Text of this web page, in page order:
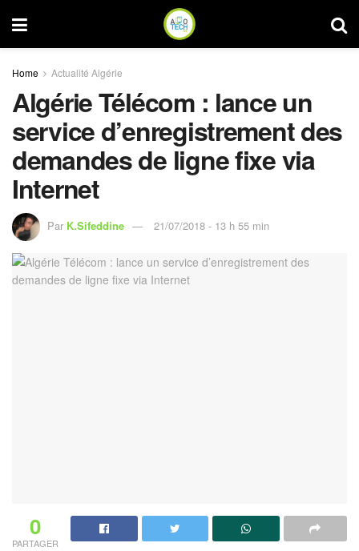
Home Actualité Algérie
Algérie Télécom : lance un
service d’enregistrement des
demandes de ligne fixe via
Internet
Par K.Sifeddine 21/07/2018 - 13 h 55 min
0
PARTAGER